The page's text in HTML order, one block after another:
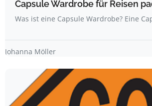
Capsule Wardrobe für Reisen
Was ist eine Capsule Wardrobe? Eine
Johanna Möller